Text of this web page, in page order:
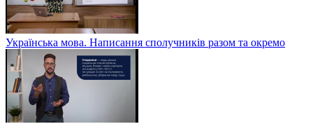
Українська мова. Написання сполучників разом та окремо